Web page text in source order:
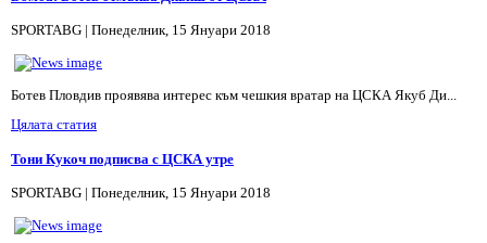
SPORTABG | Понеделник, 15 Януари 2018
Ботев Пловдив проявява интерес към чешкия вратар на ЦСКА Якуб Ди...
Цялата статия
Тони Кукоч подписва с ЦСКА утре
SPORTABG | Понеделник, 15 Януари 2018